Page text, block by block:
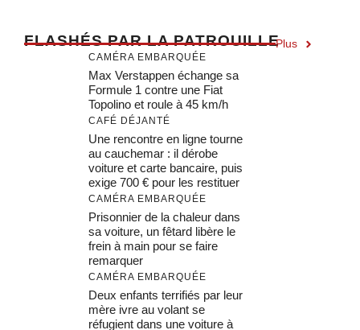
FLASHÉS PAR LA PATROUILLEPlus
CAMÉRA EMBARQUÉE
Max Verstappen échange sa
Formule 1 contre une Fiat
Topolino et roule à 45 km/h
CAFÉ DÉJANTÉ
Une rencontre en ligne tourne
au cauchemar : il dérobe
voiture et carte bancaire, puis
exige 700 € pour les restituer
CAMÉRA EMBARQUÉE
Prisonnier de la chaleur dans
sa voiture, un fêtard libère le
frein à main pour se faire
remarquer
CAMÉRA EMBARQUÉE
Deux enfants terrifiés par leur
mère ivre au volant se
réfugient dans une voiture à